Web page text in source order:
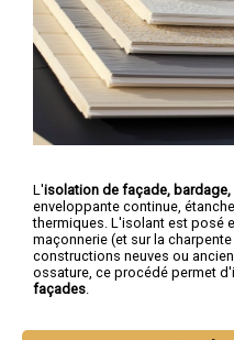
L'isolation de façade, bardage,
enveloppante continue,
thermiques. L'isolant est posé
maçonnerie (et sur la
constructions neuves ou
ossature, ce procédé permet
façades.